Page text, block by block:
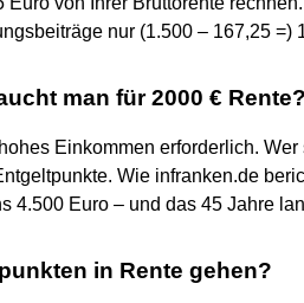
nur (1.500 – 167,25 =)
man für 2000 €
Einkommen erforderlich.
Wie infranken.de
4.500 Euro – und das 45 Jahre
in Rente gehen?